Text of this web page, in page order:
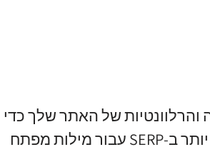
והרלוונטיות של האתר שלך כדי
לשפר את הנראות שלו במנועי החיפוש. המטרה היא לדרג גבוה יותר ב-SERP עבור מילות מפתח